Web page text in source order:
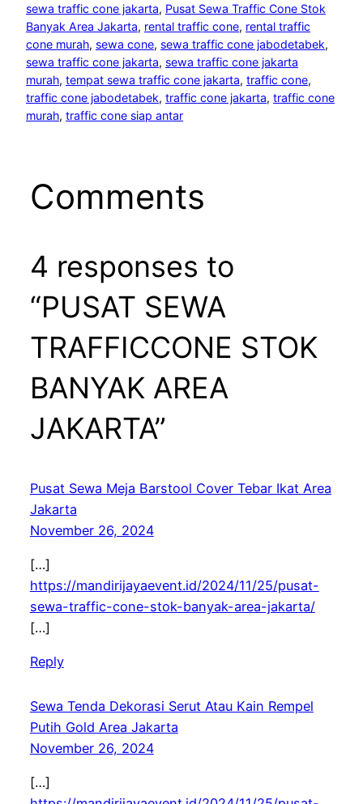
sewa traffic cone jakarta, Pusat Sewa Traffic Cone Stok
Banyak Area Jakarta, rental traffic cone, rental traffic
cone murah, sewa cone, sewa traffic cone jabodetabek
sewa traffic cone jakarta, sewa traffic cone jakarta
murah, tempat sewa traffic cone jakarta, traffic cone
traffic cone jabodetabek, traffic cone jakarta, traffic cone
murah, traffic cone siap antar
Comments
4 responses to
“PUSAT SEWA
TRAFFICCONE STOK
BANYAK AREA
JAKARTA”
Pusat Sewa Meja Barstool Cover Tebar Ikat Area
Jakarta
November 26, 2024
[…]
https://mandirijayaevent.id/2024/11/25/pusat-
sewa-traffic-cone-stok-banyak-area-jakarta/
[…]
Reply
Sewa Tenda Dekorasi Serut Atau Kain Rempel
Putih Gold Area Jakarta
November 26, 2024
[…]